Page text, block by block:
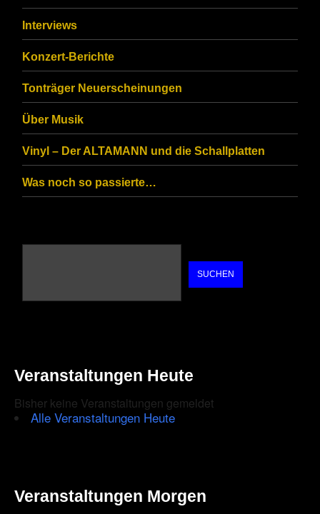
Interviews
Konzert-Berichte
Tonträger Neuerscheinungen
Über Musik
Vinyl – Der ALTAMANN und die Schallplatten
Was noch so passierte…
SUCHEN
Veranstaltungen Heute
Bisher keine Veranstaltungen gemeldet
Alle Veranstaltungen Heute
Veranstaltungen Morgen